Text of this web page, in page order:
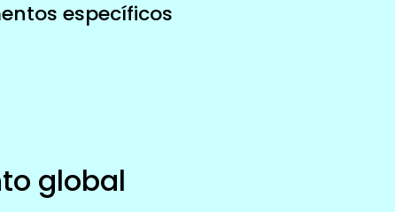
específicos
global